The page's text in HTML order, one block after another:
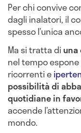
Per chi convive
dagli inalatori, il
spesso l’unica
Ma si tratta di una
nel tempo espone
ricorrenti e
possibilità di
quotidiane in
accende
mondo.